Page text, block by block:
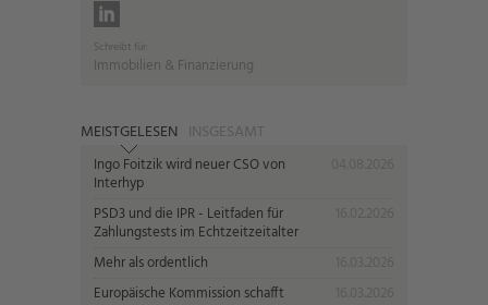
Schreibt für:
Immobilien & Finanzierung
MEISTGELESEN INSGESAMT
Ingo Foitzik wird neuer CSO von
Interhyp
PSD3 und die IPR - Leitfaden für
Zahlungstests im Echtzeitzeitalter
Mehr als ordentlich
Europäische Kommission schafft